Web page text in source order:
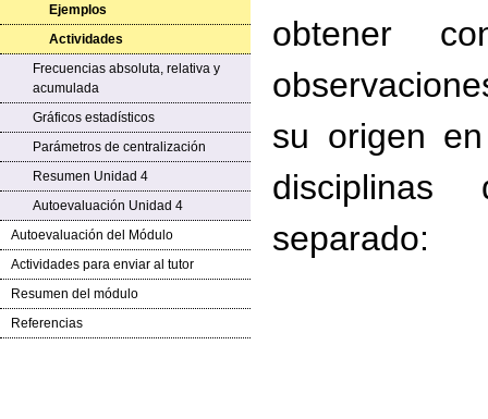
Ejemplos
Actividades
Frecuencias absoluta, relativa y
acumulada
Gráficos estadísticos
Parámetros de centralización
Resumen Unidad 4
Autoevaluación Unidad 4
Autoevaluación del Módulo
Actividades para enviar al tutor
Resumen del módulo
Referencias
obtener
su origen
disciplinas
separado: